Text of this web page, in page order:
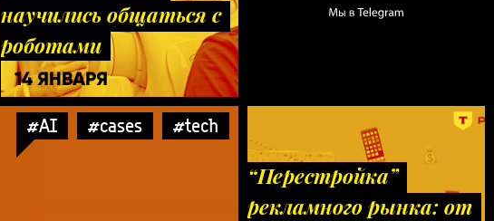
научились общаться с
роботами
14 ЯНВАРЯ
#AI #cases #tech
“Перестройка”
рекламного рынка: от